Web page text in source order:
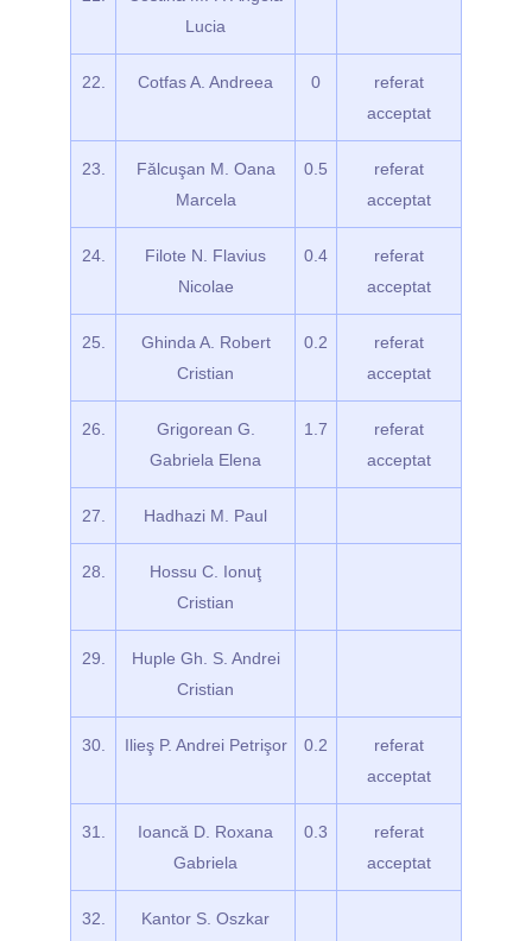
Lucia
22. Cotfas A. Andreea 0
referat
acceptat
23.
Fălcuşan M. Oana
Marcela
0.5
referat
acceptat
24.
Filote N. Flavius
Nicolae
0.4
referat
acceptat
25.
Ghinda A. Robert
Cristian
0.2
referat
acceptat
26.
Grigorean G.
Gabriela Elena
1.7
referat
acceptat
27. Hadhazi M. Paul
28.
Hossu C. Ionuţ
Cristian
29.
Huple Gh. S. Andrei
Cristian
30. Ilieş P. Andrei Petrişor 0.2
referat
acceptat
31.
Ioancă D. Roxana
Gabriela
0.3
referat
acceptat
32. Kantor S. Oszkar